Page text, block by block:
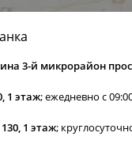
3-й микрорайон
1 этаж; ежедневно с
1 этаж;